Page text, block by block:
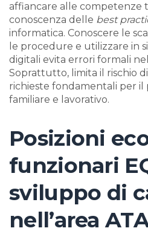
affiancare alle competenze
conoscenza delle best
informatica. Conoscere le
le procedure e utilizzare in
digitali evita errori formali
Soprattutto, limita il rischio
richieste fondamentali per il
familiare e lavorativo.
Posizioni
funzionari
sviluppo di
nell’area